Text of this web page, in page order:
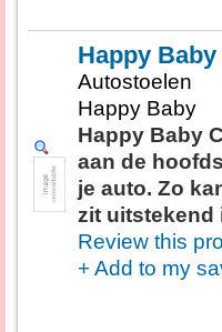
Happy
Autostoelen
Happy Baby
Happy Baby
aan de
je auto. Zo
zit uitstekend
Review this
+ Add to my